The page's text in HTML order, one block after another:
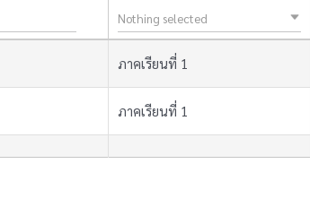
Nothing selected
ภาคเรียนที่ 1
ภาคเรียนที่ 1